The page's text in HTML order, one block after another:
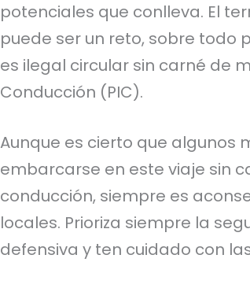
potenciales que conlleva. El
puede ser un reto, sobre todo
es ilegal circular sin carné de
Conducción (PIC).
Aunque es cierto que algunos
embarcarse en este viaje sin
conducción, siempre es
locales. Prioriza siempre la
defensiva y ten cuidado con